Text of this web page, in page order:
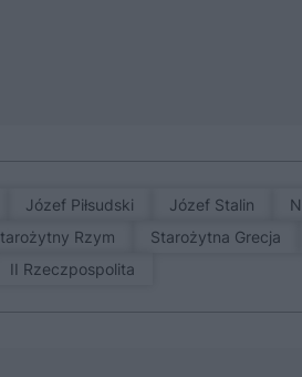
Józef Piłsudski Józef Stalin
Starożytny Rzym Starożytna Grecja
II Rzeczpospolita